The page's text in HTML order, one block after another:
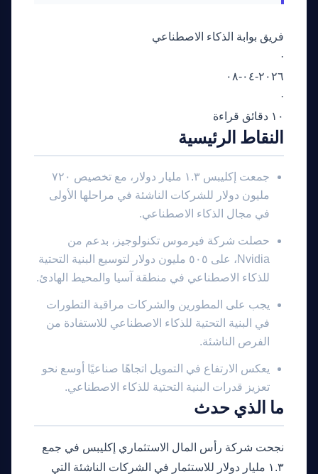
فريق بوابة الذكاء الاصطناعي
·
٢٠٢٦-٠٤-٠٨
·
١٠ دقائق قراءة
النقاط الرئيسية
جمعت إكليبس ١.٣ مليار دولار، مع تخصيص ٧٢٠
مليون دولار للشركات الناشئة في مراحلها الأولى
في مجال الذكاء الاصطناعي.
حصلت شركة فيرموس تكنولوجيز، بدعم من
Nvidia، على ٥٠٥ مليون دولار لتوسيع البنية التحتية
للذكاء الاصطناعي في منطقة آسيا والمحيط الهادئ.
يجب على المطورين والشركات مراقبة التطورات
في البنية التحتية للذكاء الاصطناعي للاستفادة من
الفرص الناشئة.
يعكس الارتفاع في التمويل اتجاهًا صناعيًا أوسع نحو
تعزيز قدرات البنية التحتية للذكاء الاصطناعي.
ما الذي حدث
نجحت شركة رأس المال الاستثماري إكليبس في جمع
١.٣ مليار دولار للاستثمار في الشركات الناشئة التي